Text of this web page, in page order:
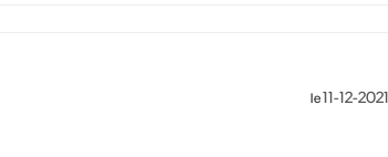
le‎11-12-2021